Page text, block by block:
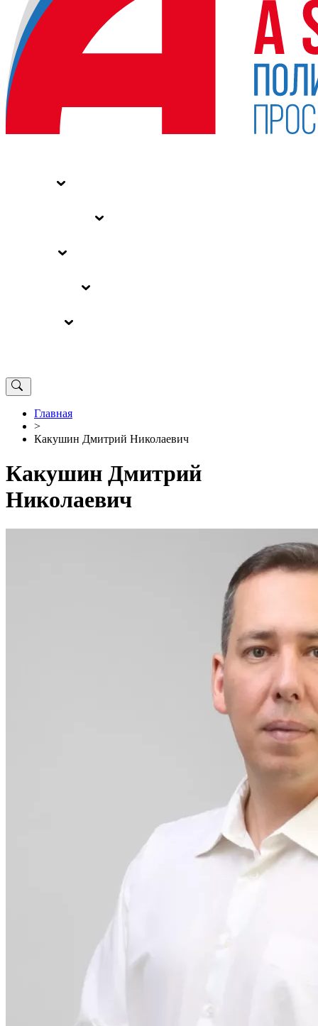
Главная
>
Какушин Дмитрий Николаевич
Какушин Дмитрий
Николаевич